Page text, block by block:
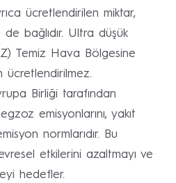
ücretlendirilen miktar,
bağlıdır. Ultra düşük
Temiz Hava Bölgesine
ücretlendirilmez.
Birliği tarafından
emisyonlarını, yakıt
normlarıdır. Bu
etkilerini azaltmayı ve
hedefler.